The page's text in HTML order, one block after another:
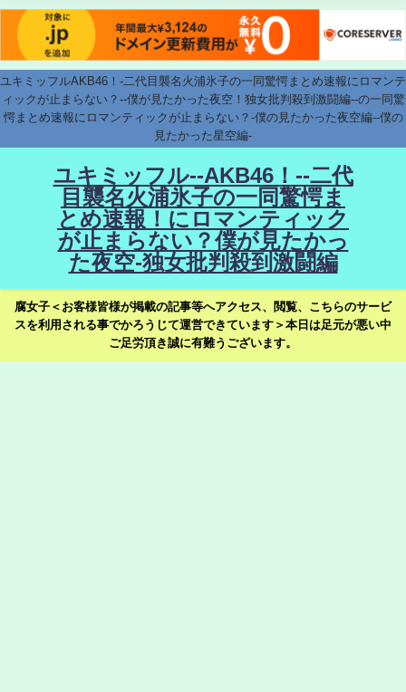
ユキミッフルAKB46！-二代目襲名火浦氷子の一同驚愕まとめ速報にロマンテ
ィックが止まらない？--僕が見たかった夜空！独女批判殺到激闘編--の一同驚
愕まとめ速報にロマンティックが止まらない？-僕の見たかった夜空編--僕の
見たかった星空編-
ユキミッフル--AKB46！--二代
目襲名火浦氷子の一同驚愕ま
とめ速報！にロマンティック
が止まらない？僕が見たかっ
た夜空-独女批判殺到激闘編
腐女子＜お客様皆様が掲載の記事等へアクセス、閲覧、こちらのサービ
スを利用される事でかろうじて運営できています＞本日は足元が悪い中
ご足労頂き誠に有難うございます。